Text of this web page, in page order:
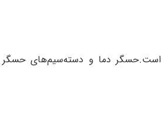
است.حسگر دما و دسته‌سیم‌های حسگر